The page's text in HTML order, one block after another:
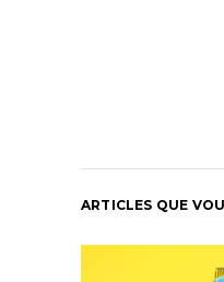
ARTICLES QUE